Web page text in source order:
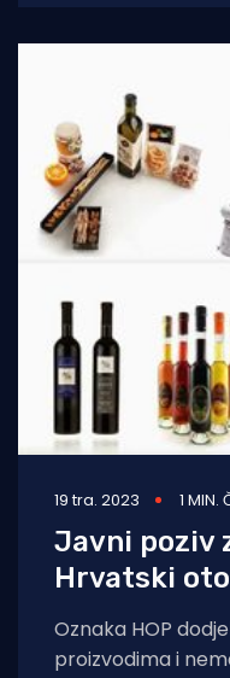
19 tra. 2023 1 MIN.
Javni poziv
Hrvatski
Oznaka HOP
proizvodima i